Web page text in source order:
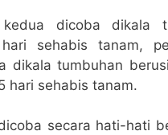
kedua dicoba dikala
sehabis tanam,
dikala tumbuhan
hari sehabis tanam.
secara hati-hati